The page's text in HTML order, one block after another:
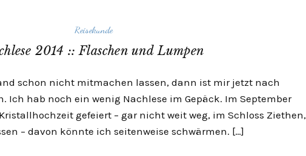
Reisekunde
2014 :: Flaschen und Lumpen
schon nicht mitmachen lassen, dann ist mir jetzt nach
Ich hab noch ein wenig Nachlese im Gepäck. Im September
gefeiert – gar nicht weit weg, im Schloss Ziethen,
– davon könnte ich seitenweise schwärmen. […]